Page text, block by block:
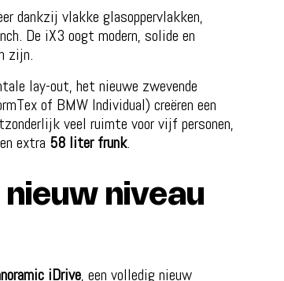
dankzij vlakke glasoppervlakken,
De iX3 oogt modern, solide en
zijn.
lay-out, het nieuwe zwevende
of BMW Individual) creëren een
veel ruimte voor vijf personen,
extra 58 liter frunk.
nieuw niveau
iDrive, een volledig nieuw